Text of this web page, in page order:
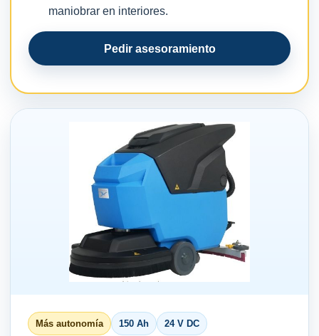
maniobrar en interiores.
Pedir asesoramiento
Más autonomía 150 Ah 24 V DC